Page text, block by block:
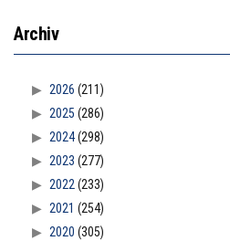
Archiv
2026 (211)
2025 (286)
2024(298)
2023 (277)
2022(233)
2021 (254)
2020 (305)